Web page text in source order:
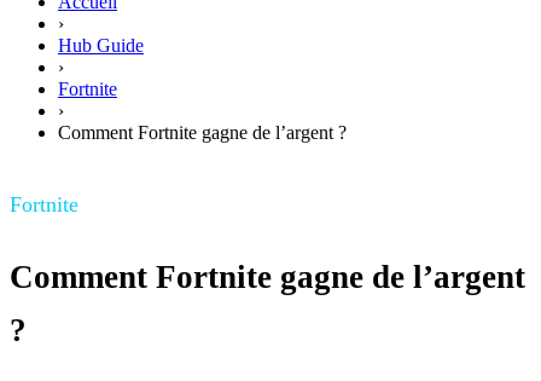
›
Hub Guide
›
Fortnite
›
Comment Fortnite gagne de l’argent ?
Fortnite
Comment Fortnite gagne de l’argent
?